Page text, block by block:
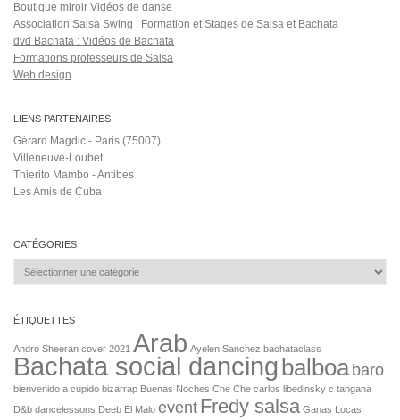
Boutique miroir Vidéos de danse
Association Salsa Swing : Formation et Stages de Salsa et Bachata
dvd Bachata : Vidéos de Bachata
Formations professeurs de Salsa
Web design
LIENS PARTENAIRES
Gérard Magdic - Paris (75007)
Villeneuve-Loubet
Thierito Mambo - Antibes
Les Amis de Cuba
CATÉGORIES
Catégories
ÉTIQUETTES
Andro Sheeran cover 2021 Arab Ayelen Sanchez bachataclass
Bachata social dancingbalboa baro
bienvenido a cupido bizarrap Buenas Noches Che Che carlos libedinsky c tangana
D&b dancelessons Deeb El Malo event Fredy salsa Ganas Locas